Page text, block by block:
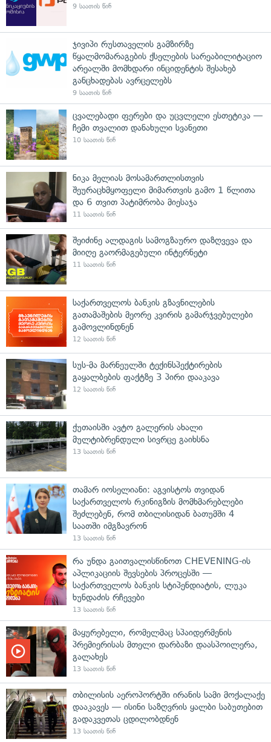
9 საათის წინ
ჯივიპი რუსთაველის გამზირზე
წყალმომარაგების ქსელების სარეაბილიტაციო
არეალში მომხდარი ინციდენტის შესახებ
განცხადებას ავრცელებს
9 საათის წინ
ცვალებადი ფერები და უცვლელი ესთეტიკა —
ჩემი თვალით დანახული სვანეთი
10 საათის წინ
ნიკა მელიას მოსამართლისთვის
შეურაცხმყოფელი მიმართვის გამო 1 წლითა
და 6 თვით პატიმრობა მიესაჯა
11 საათის წინ
შეიძინე ალდაგის სამოგზაურო დაზღვევა და
მიიღე გაორმაგებული ინტერნეტი
11 საათის წინ
საქართველოს ბანკის გზავნილების
გათამაშების მეორე კვირის გამარჯვებულები
გამოვლინდნენ
12 საათის წინ
სუს-მა მარნეულში ტექინსპექტირების
გაყალბების ფაქტზე 3 პირი დააკავა
12 საათის წინ
ქუთაისში ავტო გალერის ახალი
მულტიბრენდული სივრცე გაიხსნა
13 საათის წინ
თამარ იოსელიანი: აგვისტოს თვიდან
საქართველოს რკინიგზის მომხმარებლები
შეძლებენ, რომ თბილისიდან ბათუმში 4
საათში იმგზავრონ
13 საათის წინ
რა უნდა გაითვალისწინოთ CHEVENING-ის
აპლიკაციის შევსების პროცესში —
საქართველოს ბანკის სტიპენდიატის, ლუკა
ხუნდაძის რჩევები
13 საათის წინ
მაყურებელი, რომელმაც სპაიდერმენის
პრემიერისას მთელი დარბაზი დაასპოილერა,
გალახეს
13 საათის წინ
თბილისის აეროპორტში ირანის სამი მოქალაქე
დააკავეს — ისინი საზღვრის ყალბი საბუთებით
გადაკვეთას ცდილობდნენ
13 საათის წინ